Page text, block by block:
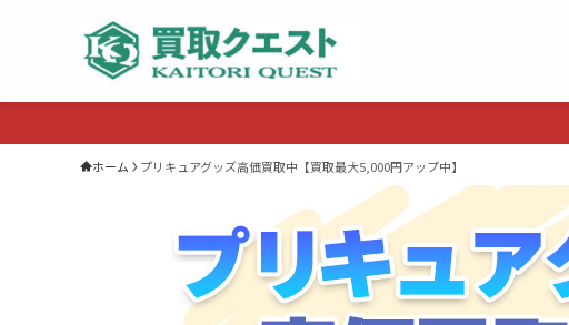
ホーム プリキュアグッズ高価買取中【買取最大5,000円アップ中】